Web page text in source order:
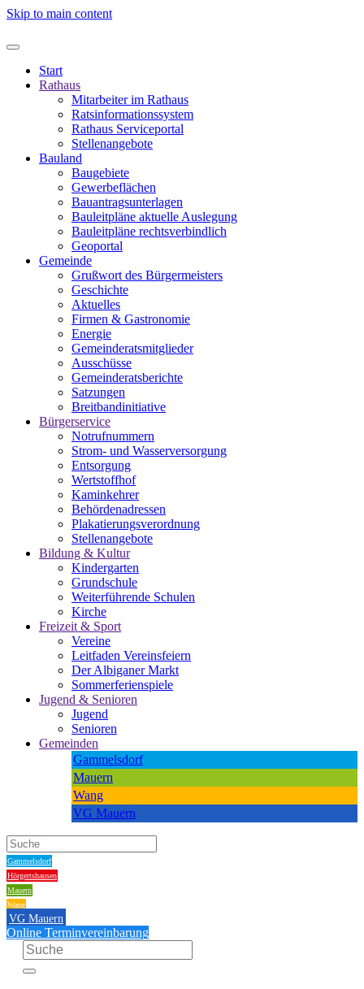
Skip to main content
Start
Rathaus
Mitarbeiter im Rathaus
Ratsinformationssystem
Rathaus Serviceportal
Stellenangebote
Bauland
Baugebiete
Gewerbeflächen
Bauantragsunterlagen
Bauleitpläne aktuelle Auslegung
Bauleitpläne rechtsverbindlich
Geoportal
Gemeinde
Grußwort des Bürgermeisters
Geschichte
Aktuelles
Firmen & Gastronomie
Energie
Gemeinderatsmitglieder
Ausschüsse
Gemeinderatsberichte
Satzungen
Breitbandinitiative
Bürgerservice
Notrufnummern
Strom- und Wasserversorgung
Entsorgung
Wertstoffhof
Kaminkehrer
Behördenadressen
Plakatierungsverordnung
Stellenangebote
Bildung & Kultur
Kindergarten
Grundschule
Weiterführende Schulen
Kirche
Freizeit & Sport
Vereine
Leitfaden Vereinsfeiern
Der Albiganer Markt
Sommerferienspiele
Jugend & Senioren
Jugend
Senioren
Gemeinden
Gammelsdorf
Mauern
Wang
VG Mauern
Gammelsdorf
Hörgertshausen
Mauern
Wang
VG Mauern
Online Terminvereinbarung